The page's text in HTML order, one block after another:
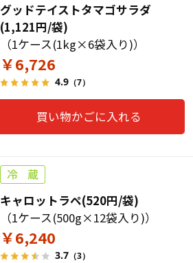
グッドテイストタマゴサラダ
(1,121円/袋)
（1ケース(1kg×6袋入り)）
￥6,726
4.9（7）
買い物かごに入れる
キャロットラペ(520円/袋)
（1ケース(500g×12袋入り)）
￥6,240
3.7（3）